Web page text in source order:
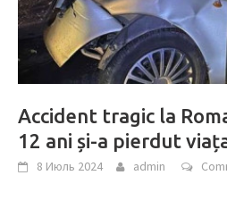
Accident tragic la
12 ani și-a pierdut
8 Июль 2024 admin